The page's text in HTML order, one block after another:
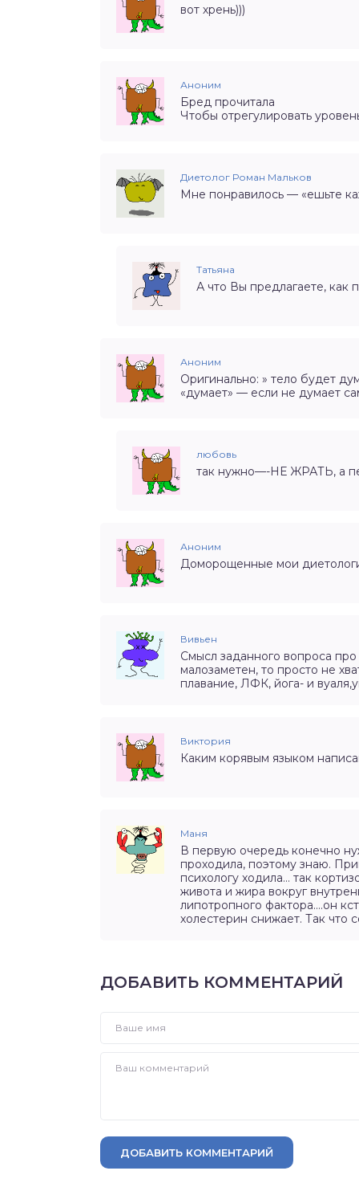
вот хрень)))
Аноним
Бред прочитала
Чтобы отрегулировать
Диетолог Роман Мальков
Мне понравилось — «ешьте
Татьяна
А что Вы предлагаете, как
Аноним
Оригинально: » тело будет
«думает» — если не думает
любовь
так нужно—-НЕ ЖРАТЬ, а
Аноним
Доморощенные мои
Вивьен
Смысл заданного вопроса про
малозаметен, то просто не
плавание, ЛФК, йога- и
Виктория
Каким корявым языком
Маня
В первую очередь конечно
проходила, поэтому знаю.
психологу ходила… так
живота и жира вокруг
липотропного фактора….он
холестерин снижает. Так что
ДОБАВИТЬ КОММЕНТАРИЙ
ДОБАВИТЬ КОММЕНТАРИЙ